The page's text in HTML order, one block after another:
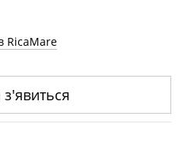
RicaMare